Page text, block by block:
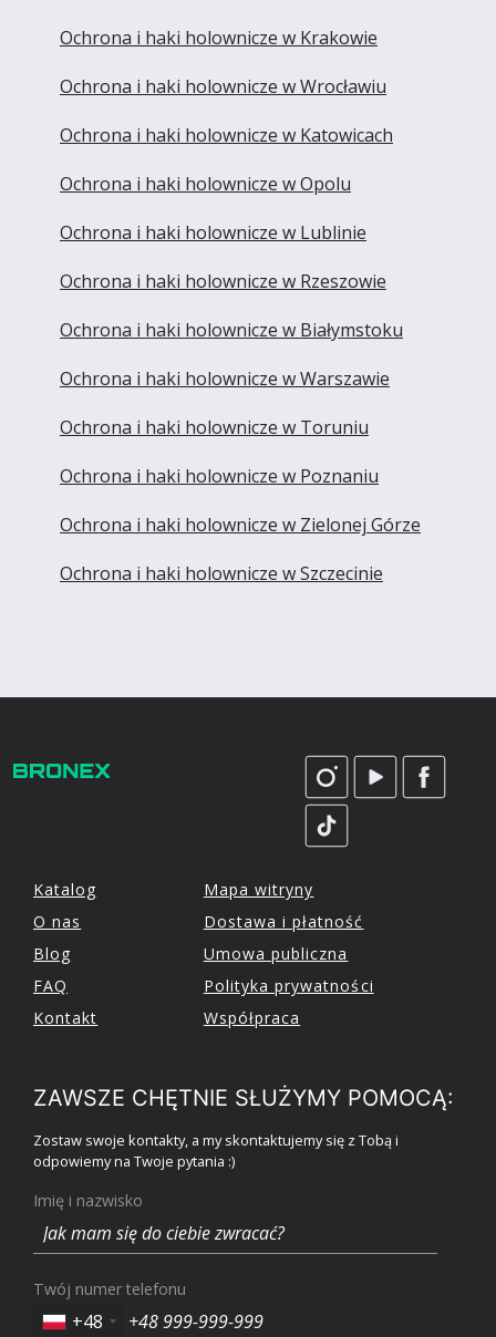
Ochrona i haki holownicze w Krakowie
Ochrona i haki holownicze w Wrocławiu
Ochrona i haki holownicze w Katowicach
Ochrona i haki holownicze w Opolu
Ochrona i haki holownicze w Lublinie
Ochrona i haki holownicze w Rzeszowie
Ochrona i haki holownicze w Białymstoku
Ochrona i haki holownicze w Warszawie
Ochrona i haki holownicze w Toruniu
Ochrona i haki holownicze w Poznaniu
Ochrona i haki holownicze w Zielonej Górze
Ochrona i haki holownicze w Szczecinie
Katalog
O nas
Blog
FAQ
Kontakt
Mapa witryny
Dostawa i płatność
Umowa publiczna
Polityka prywatności
Współpraca
ZAWSZE CHĘTNIE SŁUŻYMY POMOCĄ:
Zostaw swoje kontakty, a my skontaktujemy się z Tobą i
odpowiemy na Twoje pytania :)
Imię i nazwisko
Twój numer telefonu
+48